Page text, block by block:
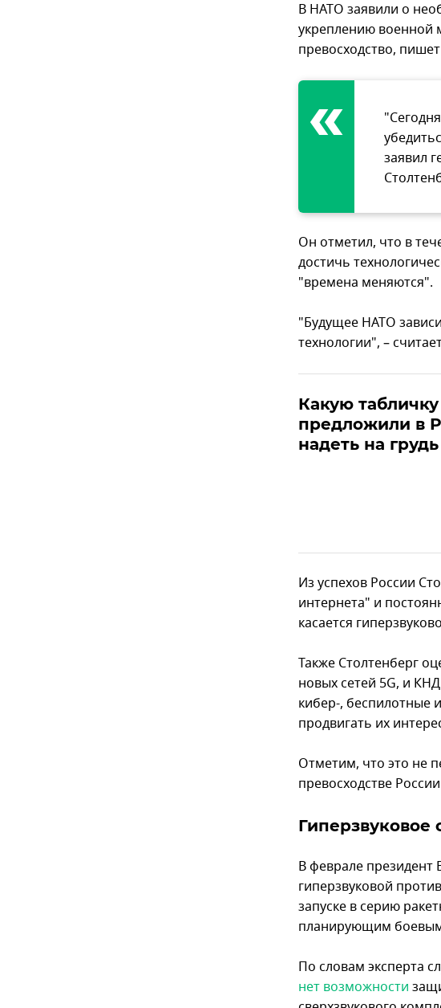
В НАТО заявили о
укреплению военной
превосходство, пишет
заявил
Он отметил, что в
достичь
"времена меняются".
"Будущее НАТО
технологии", –
Какую табличку
предложили в
надеть на
Из успехов России
интернета" и
касается
Также Столтенберг
новых сетей 5G, и
кибер-, беспилотные
продвигать их
Отметим, что это не
превосходстве
Гиперзвуковое
В феврале
гиперзвуковой
запуске в серию
планирующим
По словам эксперта
нет возможности